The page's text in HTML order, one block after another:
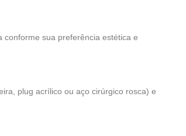
conforme sua preferência estética e
plug acrílico ou aço cirúrgico rosca) e